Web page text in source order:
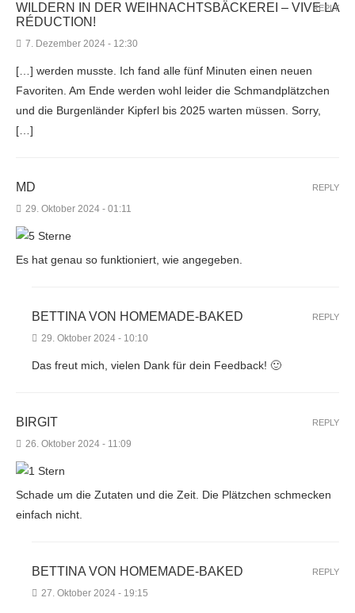
WILDERN IN DER WEIHNACHTSBÄCKEREI – VIVE LA
RÉDUCTION!
7. Dezember 2024 - 12:30
[…] werden musste. Ich fand alle fünf Minuten einen neuen
Favoriten. Am Ende werden wohl leider die Schmandplätzchen
und die Burgenländer Kipferl bis 2025 warten müssen. Sorry,
[…]
REPLY
MD
29. Oktober 2024 - 01:11
Es hat genau so funktioniert, wie angegeben.
REPLY
BETTINA VON HOMEMADE-BAKED
29. Oktober 2024 - 10:10
Das freut mich, vielen Dank für dein Feedback! 🙂
REPLY
BIRGIT
26. Oktober 2024 - 11:09
Schade um die Zutaten und die Zeit. Die Plätzchen schmecken
einfach nicht.
REPLY
BETTINA VON HOMEMADE-BAKED
27. Oktober 2024 - 19:15
REPLY